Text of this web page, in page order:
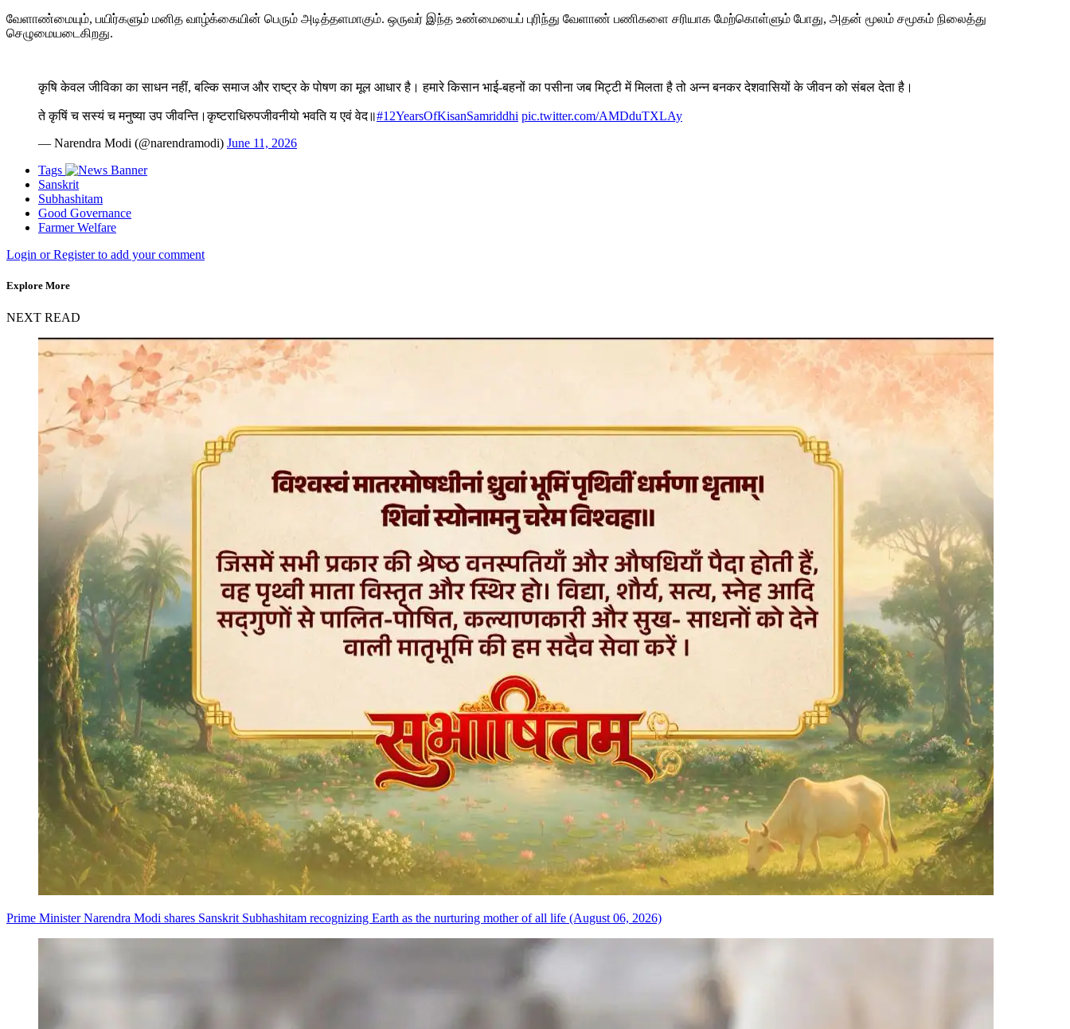
வேளாண்மையும், பயிர்களும் மனித வாழ்க்கையின் பெரும் அடித்தளமாகும். ஒருவர் இந்த உண்மையைப் புரிந்து வேளாண் பணிகளை சரியாக மேற்கொள்ளும் போது, அதன் மூலம் சமூகம் நிலைத்து
செழுமையடைகிறது.
कृषि केवल जीविका का साधन नहीं, बल्कि समाज और राष्ट्र के पोषण का मूल आधार है। हमारे किसान भाई-बहनों का पसीना जब मिट्टी में मिलता है तो अन्न बनकर देशवासियों के जीवन को संबल देता है।
ते कृषिं च सस्यं च मनुष्या उप जीवन्ति।कृष्टराधिरुपजीवनीयो भवति य एवं वेद॥#12YearsOfKisanSamriddhi pic.twitter.com/AMDduTXLAy
— Narendra Modi (@narendramodi) June 11, 2026
Tags
Sanskrit
Subhashitam
Good Governance
Farmer Welfare
Login or Register to add your comment
Explore More
NEXT READ
Prime Minister Narendra Modi shares Sanskrit Subhashitam recognizing Earth as the nurturing mother of all life (August 06, 2026)